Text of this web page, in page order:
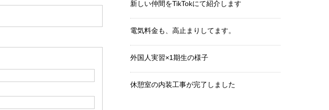
新しい仲間をTikTokにて紹介します
電気料金も、高止まりしてます。
外国人実習×1期生の様子
休憩室の内装工事が完了しました